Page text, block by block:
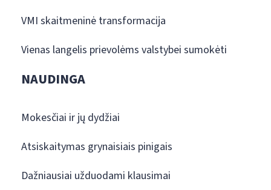
VMI skaitmeninė transformacija
Vienas langelis prievolėms valstybei sumokėti
NAUDINGA
Mokesčiai ir jų dydžiai
Atsiskaitymas grynaisiais pinigais
Dažniausiai užduodami klausimai